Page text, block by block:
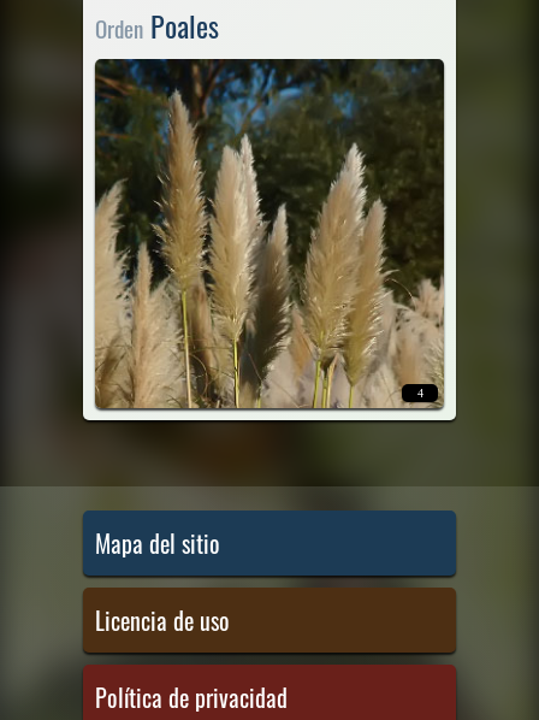
Orden Poales
4
Mapa del sitio
Licencia de uso
Política de privacidad